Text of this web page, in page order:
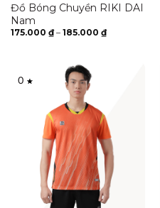
Đồ Bóng Chuyền RIKI DAI
Nam
175.000 ₫ – 185.000 ₫Khoảng
giá:
0